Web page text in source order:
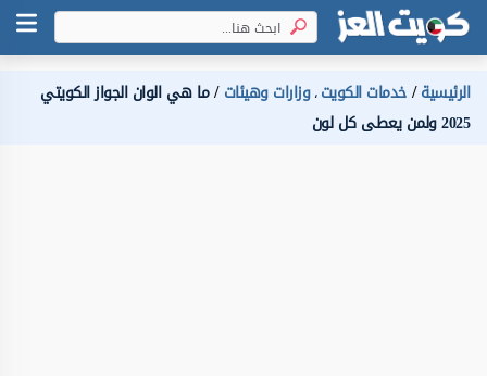
الرئيسية خدمات الكويت،وزارات وهيئات ما هي الوان الجواز الكويتي
2025 ولمن يعطى كل لون